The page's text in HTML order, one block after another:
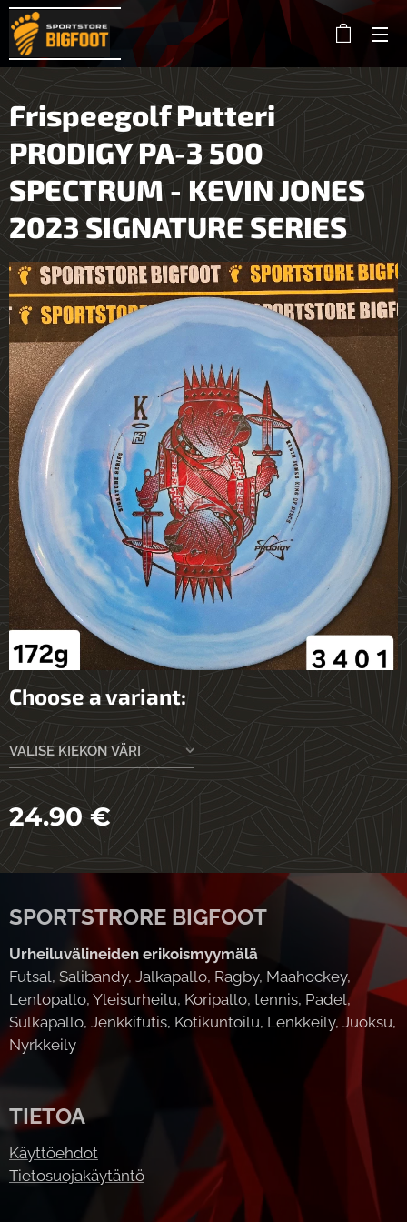
Frispeegolf Putteri
PRODIGY PA-3 500
SPECTRUM - KEVIN JONES
2023 SIGNATURE SERIES
Choose a variant:
VALISE KIEKON VÄRI
24.90 €
SPORTSTRORE BIGFOOT
Urheiluvälineiden erikoismyymälä
Futsal, Salibandy, Jalkapallo, Ragby, Maahockey,
Lentopallo, Yleisurheilu, Koripallo, tennis, Padel,
Sulkapallo, Jenkkifutis, Kotikuntoilu, Lenkkeily, Juoksu,
Nyrkkeily
TIETOA
Käyttöehdot
Tietosuojakäytäntö